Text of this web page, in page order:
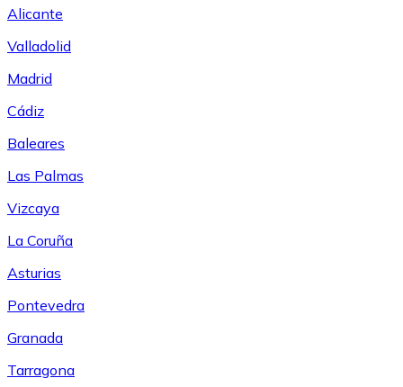
Alicante
Valladolid
Madrid
Cádiz
Baleares
Las Palmas
Vizcaya
La Coruña
Asturias
Pontevedra
Granada
Tarragona